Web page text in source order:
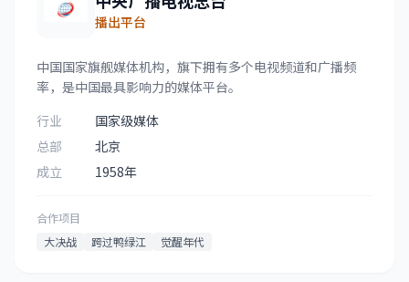
播出平台
中国国家旗舰媒体机构，旗下拥有多个电视频道和广播频
率，是中国最具影响力的媒体平台。
行业
国家级媒体
总部
北京
成立
1958年
合作项目
大决战
跨过鸭绿江 觉醒年代